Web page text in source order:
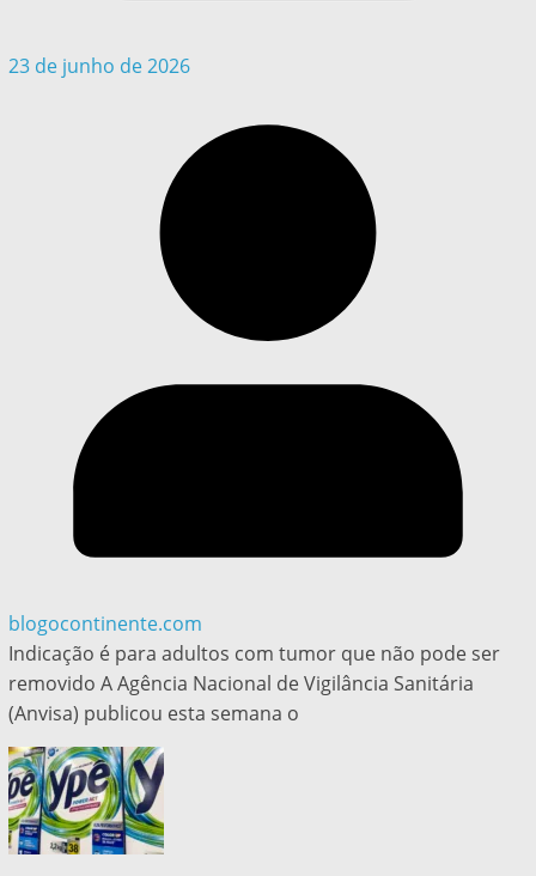
23 de junho de 2026
blogocontinente.com
Indicação é para adultos com tumor que não pode ser
removido A Agência Nacional de Vigilância Sanitária
(Anvisa) publicou esta semana o